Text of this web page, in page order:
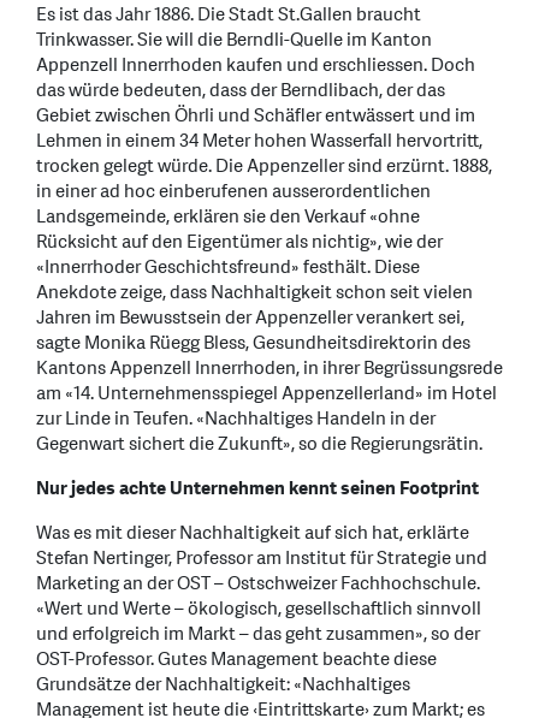
Es ist das Jahr 1886. Die Stadt St.Gallen braucht
Trinkwasser. Sie will die Berndli-Quelle im Kanton
Appenzell Innerrhoden kaufen und erschliessen. Doch
das würde bedeuten, dass der Berndlibach, der das
Gebiet zwischen Öhrli und Schäfler entwässert und im
Lehmen in einem 34 Meter hohen Wasserfall hervortritt,
trocken gelegt würde. Die Appenzeller sind erzürnt. 1888,
in einer ad hoc einberufenen ausserordentlichen
Landsgemeinde, erklären sie den Verkauf «ohne
Rücksicht auf den Eigentümer als nichtig», wie der
«Innerrhoder Geschichtsfreund» festhält. Diese
Anekdote zeige, dass Nachhaltigkeit schon seit vielen
Jahren im Bewusstsein der Appenzeller verankert sei,
sagte Monika Rüegg Bless, Gesundheitsdirektorin des
Kantons Appenzell Innerrhoden, in ihrer Begrüssungsrede
am «14. Unternehmensspiegel Appenzellerland» im Hotel
zur Linde in Teufen. «Nachhaltiges Handeln in der
Gegenwart sichert die Zukunft», so die Regierungsrätin.
Nur jedes achte Unternehmen kennt seinen Footprint
Was es mit dieser Nachhaltigkeit auf sich hat, erklärte
Stefan Nertinger, Professor am Institut für Strategie und
Marketing an der OST – Ostschweizer Fachhochschule.
«Wert und Werte – ökologisch, gesellschaftlich sinnvoll
und erfolgreich im Markt – das geht zusammen», so der
OST-Professor. Gutes Management beachte diese
Grundsätze der Nachhaltigkeit: «Nachhaltiges
Management ist heute die ‹Eintrittskarte› zum Markt; es